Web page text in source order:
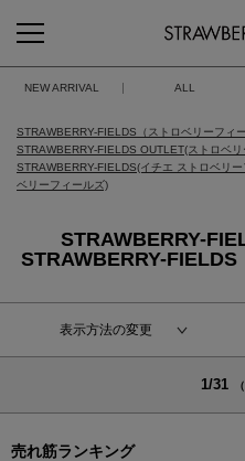
NEW ARRIVAL ALL
STRAWBERRY-FIELDS（ストロベリーフィ
STRAWBERRY-FIELDS OUTLET(ストロベ
STRAWBERRY-FIELDS(イチエ ストロベリ
ベリーフィールズ)
STRAWBERRY-
STRAWBERRY-
表示方法の変更
1/31
売れ筋ランキング